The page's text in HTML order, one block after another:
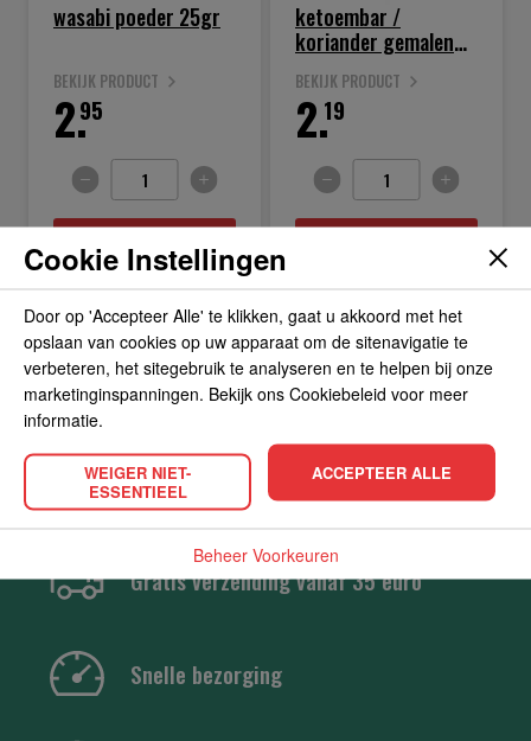
wasabi poeder 25gr
BEKIJK PRODUCT
95
2.
ketoembar /
koriander gemalen
BEKIJK PRODUCT
19
2.
Gratis verzending vanaf 35 euro
Snelle bezorging
Cookie Instellingen
Door op 'Accepteer Alle' te klikken, gaat u akkoord met het
opslaan van cookies op uw apparaat om de sitenavigatie te
verbeteren, het sitegebruik te analyseren en te helpen bij onze
marketinginspanningen. Bekijk ons Cookiebeleid voor meer
informatie.
WEIGER NIET-
ESSENTIEEL
ACCEPTEER ALLE
Beheer Voorkeuren